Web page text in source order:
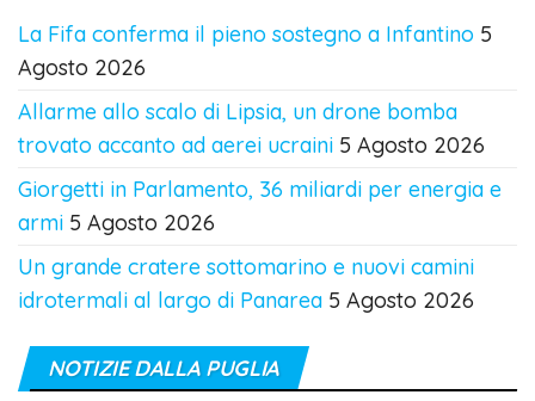
La Fifa conferma il pieno sostegno a Infantino 5
Agosto 2026
Allarme allo scalo di Lipsia, un drone bomba
trovato accanto ad aerei ucraini 5 Agosto 2026
Giorgetti in Parlamento, 36 miliardi per energia e
armi 5 Agosto 2026
Un grande cratere sottomarino e nuovi camini
idrotermali al largo di Panarea 5 Agosto 2026
NOTIZIE DALLA PUGLIA